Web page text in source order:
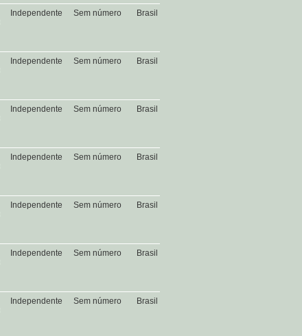
Independente Sem número Brasil
Independente Sem número Brasil
Independente Sem número Brasil
Independente Sem número Brasil
Independente Sem número Brasil
Independente Sem número Brasil
Independente Sem número Brasil